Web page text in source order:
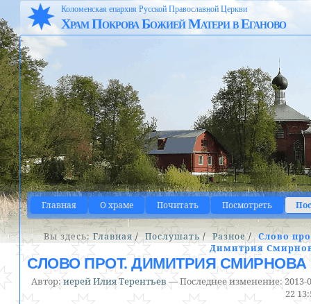
Коломенская епархия Русской Православной Церкви
Храм Покрова Божией Матери в Еганово
Главная О храме Почитать Посмотреть
Вы здесь: Главная /Послушать /Разное /Слово
Димитрия
СЛОВО ПРОТ. ДИМИТРИЯ СМИРНОВА
Автор:иерей Илия Терентьев—Последнее изменение:2013-
22